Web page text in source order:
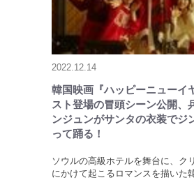
2022.12.14
韓国映画『ハッピーニューイ
スト登場の冒頭シーン公開、
ンジュンがサンタの衣装でジ
って踊る！
ソウルの高級ホテルを舞台に、ク
にかけて起こるロマンスを描いた